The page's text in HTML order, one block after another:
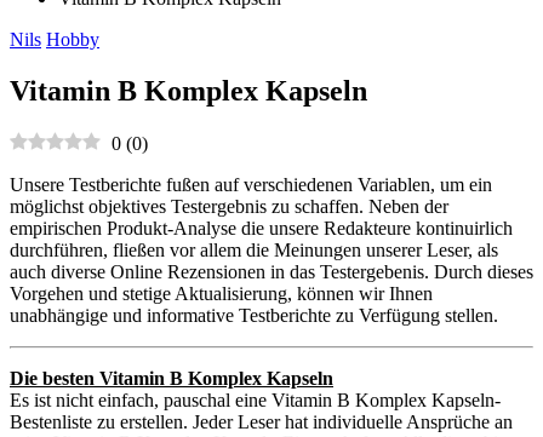
Nils Hobby
Vitamin B Komplex Kapseln
0 (0)
Unsere Testberichte fußen auf verschiedenen Variablen, um ein
möglichst objektives Testergebnis zu schaffen. Neben der
empirischen Produkt-Analyse die unsere Redakteure kontinuirlich
durchführen, fließen vor allem die Meinungen unserer Leser, als
auch diverse Online Rezensionen in das Testergebenis. Durch dieses
Vorgehen und stetige Aktualisierung, können wir Ihnen
unabhängige und informative Testberichte zu Verfügung stellen.
Die besten Vitamin B Komplex Kapseln
Es ist nicht einfach, pauschal eine Vitamin B Komplex Kapseln-
Bestenliste zu erstellen. Jeder Leser hat individuelle Ansprüche an